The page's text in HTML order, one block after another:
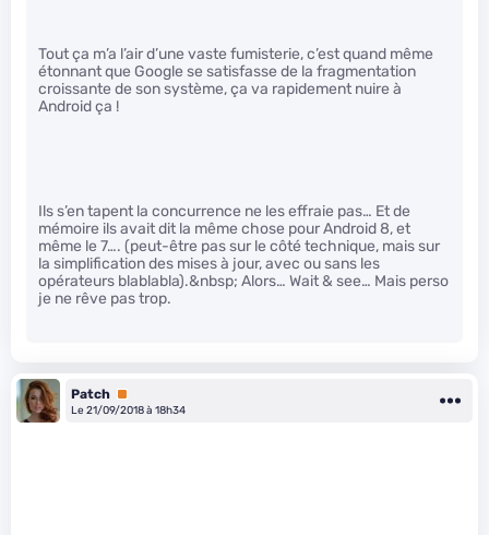
Tout ça m’a l’air d’une vaste fumisterie, c’est quand même
étonnant que Google se satisfasse de la fragmentation
croissante de son système, ça va rapidement nuire à
Android ça !
Ils s’en tapent la concurrence ne les effraie pas… Et de
mémoire ils avait dit la même chose pour Android 8, et
même le 7…. (peut-être pas sur le côté technique, mais sur
la simplification des mises à jour, avec ou sans les
opérateurs blablabla).&nbsp; Alors… Wait & see… Mais perso
je ne rêve pas trop.
Patch Premium
Le 21/09/2018 à 18h34